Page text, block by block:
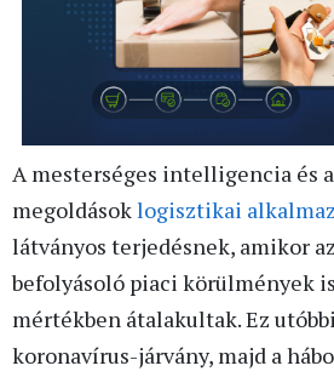
A mesterséges intelligencia és
megoldásoklogisztikai
látványos terjedésnek, amikor
befolyásoló piaci körülmények
mértékben átalakultak. Ez
koronavírus-járvány, majd a